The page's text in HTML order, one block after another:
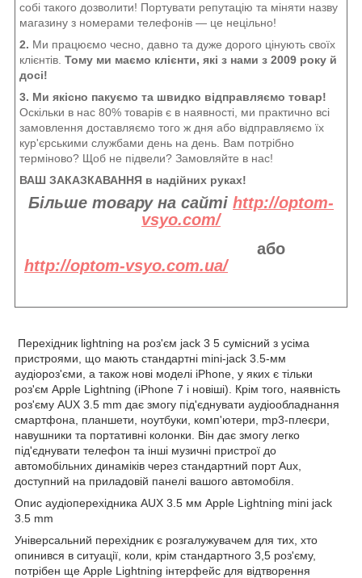
собі такого дозволити! Портувати репутацію та міняти назву
магазину з номерами телефонів — це нецільно!
2. Ми працюємо чесно, давно та дуже дорого цінують своїх
клієнтів. Тому ми маємо клієнти, які з нами з 2009 року й
досі!
3. Ми якісно пакуємо та швидко відправляємо товар!
Оскільки в нас 80% товарів є в наявності, ми практично всі
замовлення доставляємо того ж дня або відправляємо їх
кур'єрськими службами день на день. Вам потрібно
терміново? Щоб не підвели? Замовляйте в нас!
ВАШ ЗАКАЗКАВАННЯ в надійних руках!
Більше товару на сайті http://optom-
vsyo.com/
або
http://optom-vsyo.com.ua/
Перехідник lightning на роз'єм jack 3 5 сумісний з усіма
пристроями, що мають стандартні mini-jack 3.5-мм
аудіороз'єми, а також нові моделі iPhone, у яких є тільки
роз'єм Apple Lightning (iPhone 7 і новіші). Крім того, наявність
роз'єму AUX 3.5 mm дає змогу під'єднувати аудіообладнання
смартфона, планшети, ноутбуки, комп'ютери, mp3-плеєри,
навушники та портативні колонки. Він дає змогу легко
під'єднувати телефон та інші музичні пристрої до
автомобільних динаміків через стандартний порт Aux,
доступний на приладовій панелі вашого автомобіля.
Опис аудіоперехідника AUX 3.5 мм Apple Lightning mini jack
3.5 mm
Універсальний перехідник є розгалужувачем для тих, хто
опинився в ситуації, коли, крім стандартного 3,5 роз'єму,
потрібен ще Apple Lightning інтерфейс для відтворення